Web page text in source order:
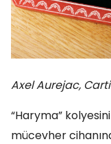
Axel Aurejac,
“Haryma”
mücevher